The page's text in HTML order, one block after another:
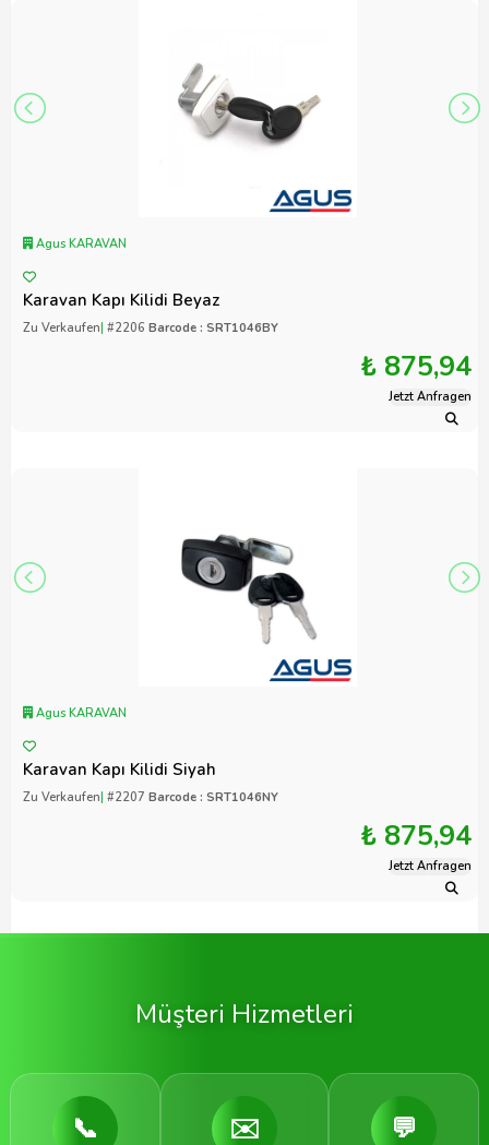
Agus KARAVAN
Karavan Kapı Kilidi Beyaz
Zu Verkaufen| #2206 Barcode : SRT1046BY
₺ 875,94
Jetzt Anfragen
Agus KARAVAN
Karavan Kapı Kilidi Siyah
Zu Verkaufen| #2207 Barcode : SRT1046NY
₺ 875,94
Jetzt Anfragen
Müşteri Hizmetleri
📞 ✉️ 💬